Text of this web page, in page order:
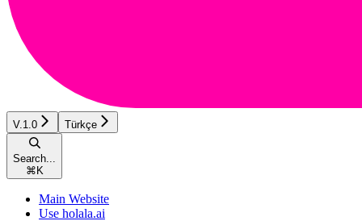
V.1.0 Türkçe
Search...
⌘ K
Main Website
Use holala.ai